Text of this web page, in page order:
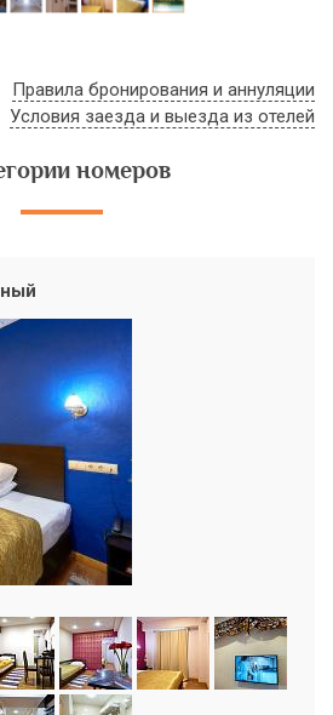
Правила бронирования и аннуляции
Условия заезда и выезда из отелей
номеров